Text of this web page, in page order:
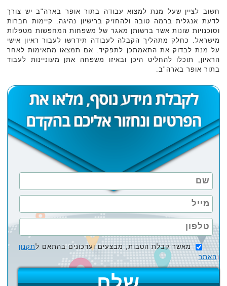
חשוב לציין שעל מנת למצוא עבודה בתור אופר בארה"ב יש צורך
לדעת אנגלית ברמה טובה ולהחזיק ברישיון נהיגה. קיימות חברות
וסוכנויות שונות אשר ברשותן מאגר של משפחות המחפשות מטפלות
מישראל. כחלק מתהליך הקבלה לעבודה תידרשו לעבור ראיון אישי
על מנת לבדוק את התאמתכן לתפקיד. אם תמצאו מתאימות לאחר
הראיון, תוכלו להחליט היכן ובאיזו משפחה אתן מעוניינות לעבוד
בתור אופר בארה"ב.
מאשר קבלת הטבות, מבצעים ועדכונים בהתאם לתקנון
האתר